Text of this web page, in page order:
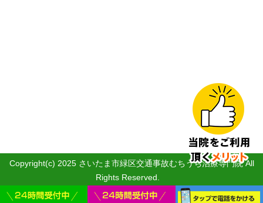
Copyright(c) 2025 さいたま市緑区交通事故むちうち治療専門院 All
Rights Reserved.